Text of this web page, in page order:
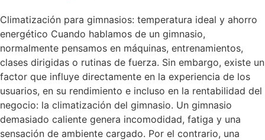
Climatización para gimnasios: temperatura ideal y ahorro
energético Cuando hablamos de un gimnasio,
normalmente pensamos en máquinas, entrenamientos,
clases dirigidas o rutinas de fuerza. Sin embargo, existe un
factor que influye directamente en la experiencia de los
usuarios, en su rendimiento e incluso en la rentabilidad del
negocio: la climatización del gimnasio. Un gimnasio
demasiado caliente genera incomodidad, fatiga y una
sensación de ambiente cargado. Por el contrario, una